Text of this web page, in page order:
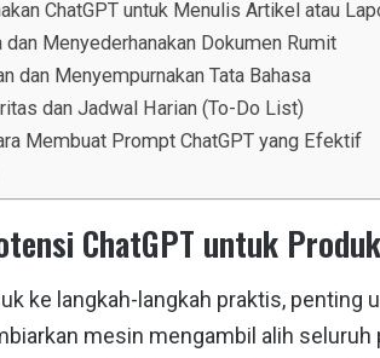
ChatGPT untuk Menulis Artikel atau
dan Menyederhanakan Dokumen Rumit
dan Menyempurnakan Tata Bahasa
dan Jadwal Harian (To-Do List)
Membuat Prompt ChatGPT yang Efektif
ChatGPT untuk
ke langkah-langkah praktis, penting
mesin mengambil alih seluruh